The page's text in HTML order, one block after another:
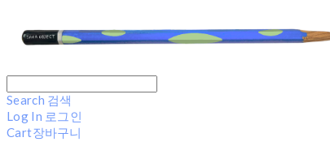
Search 검색
Log In 로그인
Cart장바구니